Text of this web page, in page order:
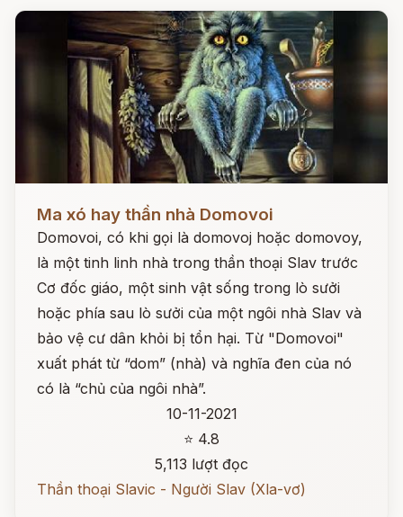
Ma xó hay thần nhà Domovoi
Domovoi, có khi gọi là domovoj hoặc domovoy,
là một tinh linh nhà trong thần thoại Slav trước
Cơ đốc giáo, một sinh vật sống trong lò sưởi
hoặc phía sau lò sưởi của một ngôi nhà Slav và
bảo vệ cư dân khỏi bị tổn hại. Từ "Domovoi"
xuất phát từ “dom” (nhà) và nghĩa đen của nó
có là “chủ của ngôi nhà”.
10-11-2021
⭐ 4.8
5,113 lượt đọc
Thần thoại Slavic - Người Slav (Xla-vơ)